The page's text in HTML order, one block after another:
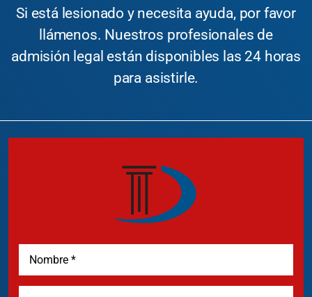
Si está lesionado y necesita ayuda, por favor
llámenos. Nuestros profesionales de
admisión legal están disponibles las 24 horas
para asistirle.